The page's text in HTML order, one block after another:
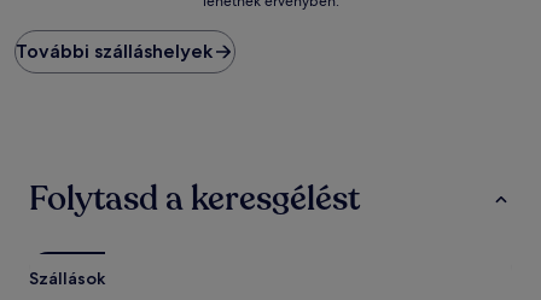
ár,
amelyet
az
felnőttre
Az
További szálláshelyek
Folytasd a keresgélést
Szállások